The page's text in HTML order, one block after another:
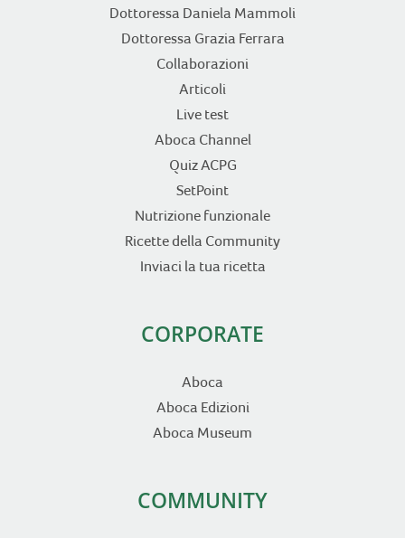
Dottoressa Daniela Mammoli
Dottoressa Grazia Ferrara
Collaborazioni
Articoli
Live test
Aboca Channel
Quiz ACPG
SetPoint
Nutrizione funzionale
Ricette della Community
Inviaci la tua ricetta
CORPORATE
Aboca
Aboca Edizioni
Aboca Museum
COMMUNITY